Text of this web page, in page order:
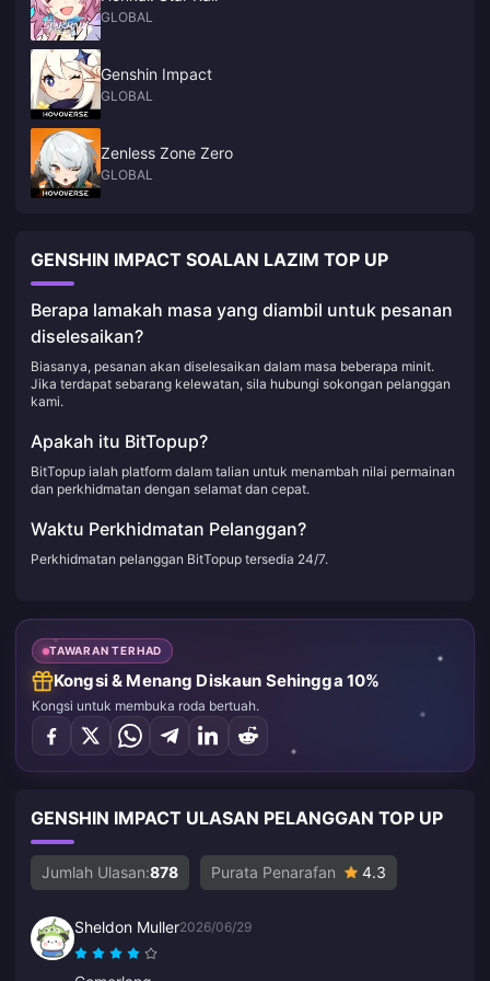
GLOBAL
Genshin Impact
GLOBAL
Zenless Zone Zero
GLOBAL
GENSHIN IMPACT SOALAN LAZIM TOP UP
Berapa lamakah masa yang diambil untuk pesanan
diselesaikan?
Biasanya, pesanan akan diselesaikan dalam masa beberapa minit.
Jika terdapat sebarang kelewatan, sila hubungi sokongan pelanggan
kami.
Apakah itu BitTopup?
BitTopup ialah platform dalam talian untuk menambah nilai permainan
dan perkhidmatan dengan selamat dan cepat.
Waktu Perkhidmatan Pelanggan?
Perkhidmatan pelanggan BitTopup tersedia 24/7.
TAWARAN TERHAD
Kongsi & Menang Diskaun Sehingga 10%
Kongsi untuk membuka roda bertuah.
GENSHIN IMPACT ULASAN PELANGGAN TOP UP
Jumlah Ulasan:878 Purata Penarafan 4.3
Sheldon Muller2026/06/29